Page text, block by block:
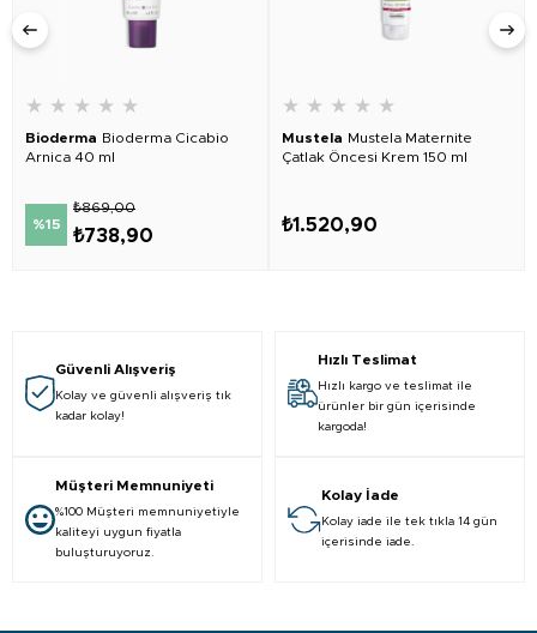
★ ★ ★ ★ ★
Bioderma Bioderma Cicabio
Arnica 40 ml
%15
₺738,90
₺869,00
★ ★ ★ ★ ★
Mustela Mustela Maternite
Çatlak Öncesi Krem 150 ml
₺1.520,90
Güvenli Alışveriş
Kolay ve güvenli alışveriş tık
kadar kolay!
Hızlı Teslimat
Hızlı kargo ve teslimat ile
ürünler bir gün içerisinde
kargoda!
Müşteri Memnuniyeti
%100 Müşteri memnuniyetiyle
kaliteyi uygun fiyatla
buluşturuyoruz.
Kolay İade
Kolay iade ile tek tıkla 14 gün
içerisinde iade.